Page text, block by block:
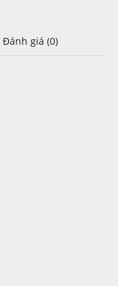
Đánh giá (0)